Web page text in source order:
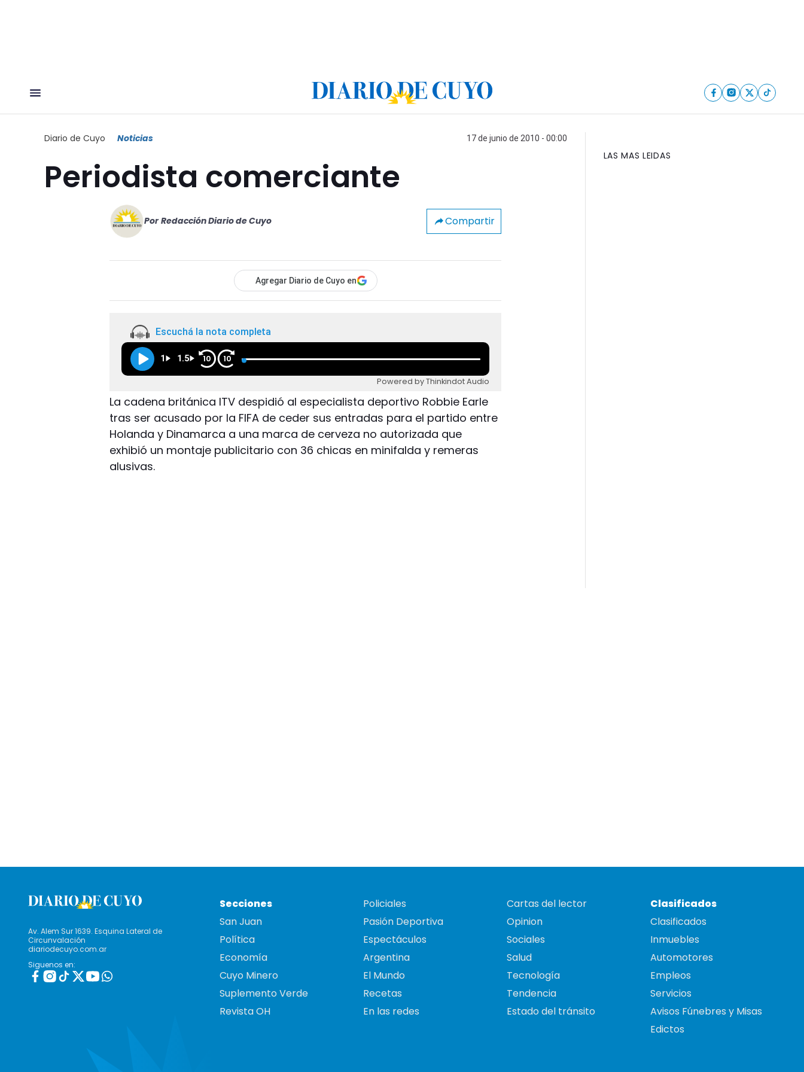
Diario de Cuyo Noticias 17 de junio de 2010 - 00:00
Periodista comerciante
Por Redacción Diario de Cuyo Compartir
Agregar Diario de Cuyo en
Escuchá la nota completa
1 1.5 10 10
Powered by Thinkindot Audio
La cadena británica ITV despidió al especialista deportivo Robbie Earle
tras ser acusado por la FIFA de ceder sus entradas para el partido entre
Holanda y Dinamarca a una marca de cerveza no autorizada que
exhibió un montaje publicitario con 36 chicas en minifalda y remeras
alusivas.
LAS MAS LEIDAS
Av. Alem Sur 1639. Esquina Lateral de
Circunvalación
diariodecuyo.com.ar
Siguenos en:
Secciones
San Juan
Política
Economía
Cuyo Minero
Suplemento Verde
Revista OH
Policiales
Pasión Deportiva
Espectáculos
Argentina
El Mundo
Recetas
En las redes
Cartas del lector
Opinion
Sociales
Salud
Tecnología
Tendencia
Estado del tránsito
Clasificados
Clasificados
Inmuebles
Automotores
Empleos
Servicios
Avisos Fúnebres y Misas
Edictos